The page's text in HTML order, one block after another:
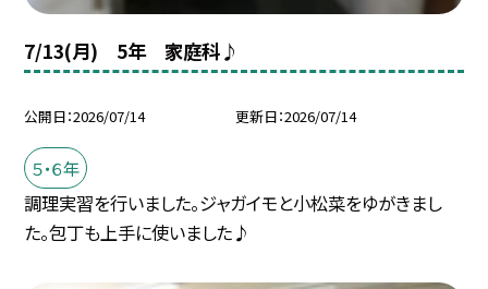
7/13(月) 5年 家庭科♪
公開日 2026/07/14 更新日 2026/07/14
５・６年
調理実習を行いました。ジャガイモと小松菜をゆがきまし
た。包丁も上手に使いました♪